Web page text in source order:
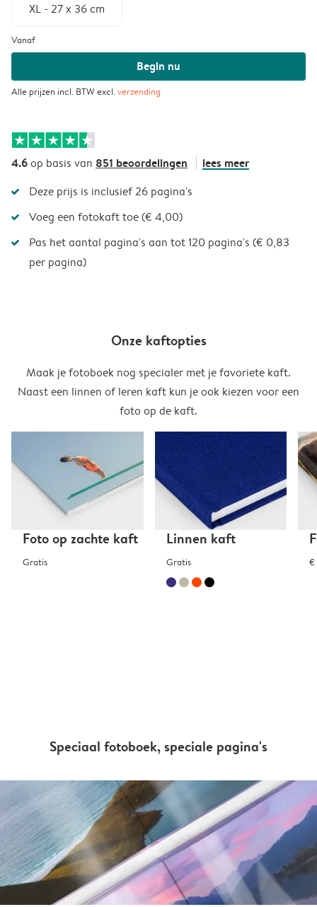
XL - 27 x 36 cm
Vanaf
Begin nu
Alle prijzen incl. BTW excl.verzending
4.6op basis van 851 beoordelingen lees meer
Deze prijs is inclusief 26 pagina's
Voeg een fotokaft toe (€ 4,00)
Pas het aantal pagina's aan tot 120 pagina's (€ 0,83
per pagina)
Onze kaftopties
Maak je fotoboek nog specialer met je favoriete kaft.
Naast een linnen of leren kaft kun je ook kiezen voor een
foto op de kaft.
Foto op zachte kaft
Gratis
Linnen kaft
Gratis €
Speciaal fotoboek, speciale pagina's